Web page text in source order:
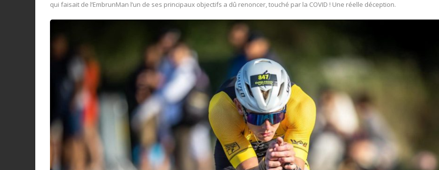
qui faisait de l’EmbrunMan l’un de ses principaux objectifs a dû renoncer, touché par la COVID ! Une réelle déception.